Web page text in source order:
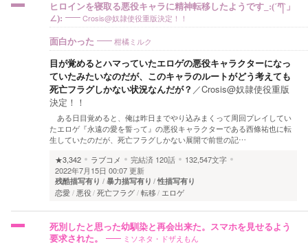
ヒロインを寝取る悪役キャラに精神転移したようです_:(´ཀ`」
∠):
Crosis@奴隷使役重版決定！！
面白かった 柑橘ミルク
目が覚めるとハマっていたエロゲの悪役キャラクターになっ
ていたみたいなのだが、このキャラのルートがどう考えても
死亡フラグしかない状況なんだが？ ／Crosis@奴隷使役重版
決定！！
ある日目覚めると、俺は昨日までやり込みまくって周回プレイしてい
たエロゲ『永遠の愛を誓って』の悪役キャラクターである西條祐也に転
生していたのだが、死亡フラグしかない展開で前世の記…
★3,342
ラブコメ 完結済 120話
132,547文字
2022年7月15日 00:07 更新
残酷描写有り 暴力描写有り 性描写有り
恋愛 悪役 死亡フラグ 転移 エロゲ
死別したと思った幼馴染と再会出来た。スマホを見せるよう
要求された。
ミソネタ・ドザえもん